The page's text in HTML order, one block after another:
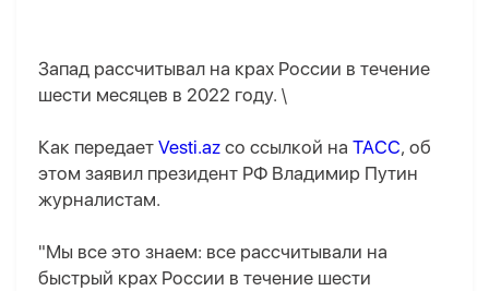
Запад рассчитывал на крах России в течение
шести месяцев в 2022 году. \
Как передает Vesti.az со ссылкой на ТАСС, об
этом заявил президент РФ Владимир Путин
журналистам.
"Мы все это знаем: все рассчитывали на
быстрый крах России в течение шести